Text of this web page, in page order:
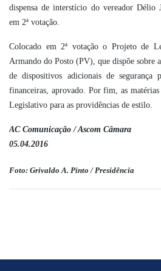
dispensa de interstício do vereador
em 2ª votação.
Colocado em 2ª votação o Projeto de
Armando do Posto (PV), que dispõe sobre
de dispositivos adicionais de segurança
financeiras, aprovado. Por fim, as
Legislativo para as providências de estilo.
AC Comunicação / Ascom Câmara
05.04.2016
Foto: Grivaldo A. Pinto / Presidência